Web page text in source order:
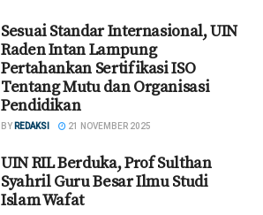
Sesuai Standar Internasional, UIN
Raden Intan Lampung
Pertahankan Sertifikasi ISO
Tentang Mutu dan Organisasi
Pendidikan
BY REDAKSI 21 NOVEMBER 2025
UIN RIL Berduka, Prof Sulthan
Syahril Guru Besar Ilmu Studi
Islam Wafat